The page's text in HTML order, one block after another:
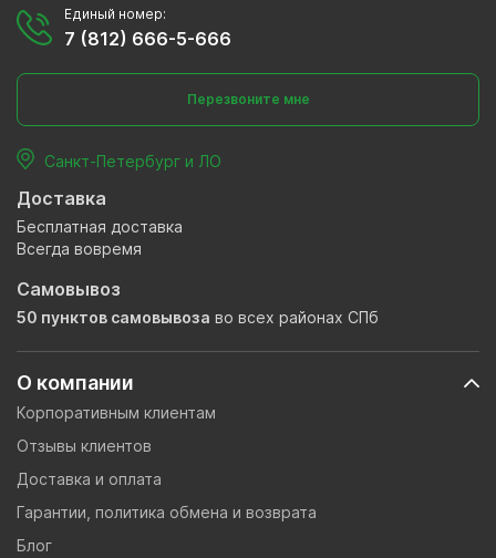
О компании
Корпоративным клиентам
Отзывы клиентов
Доставка и оплата
Гарантии, политика обмена и возврата
Блог
Единый номер:
7 (812) 666-5-666
Перезвоните мне
Санкт-Петербург и ЛО
Доставка
Бесплатная доставка
Всегда вовремя
Самовывоз
50 пунктов самовывоза во всех районах СПб